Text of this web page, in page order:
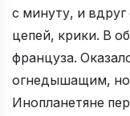
с минуту, и вдруг
цепей, крики. В
француза.
огнедышащим, но
Инопланетяне